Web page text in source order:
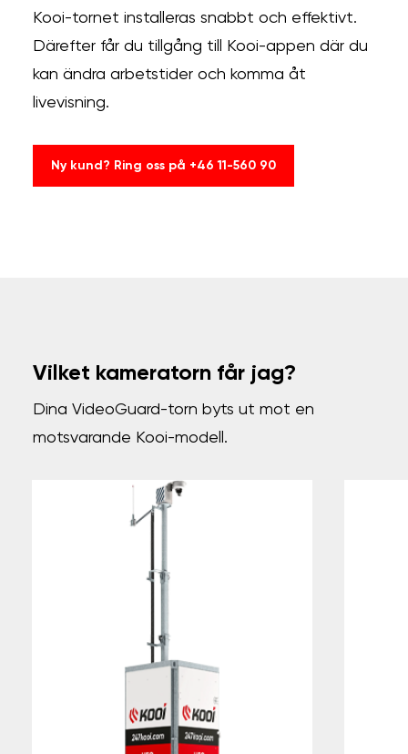
Kooi-tornet installeras snabbt och effektivt.
Därefter får du tillgång till Kooi-appen där du
kan ändra arbetstider och komma åt
livevisning.
Ny kund? Ring oss på +46 11-560 90
Vilket kameratorn får jag?
Dina VideoGuard-torn byts ut mot en
motsvarande Kooi-modell.